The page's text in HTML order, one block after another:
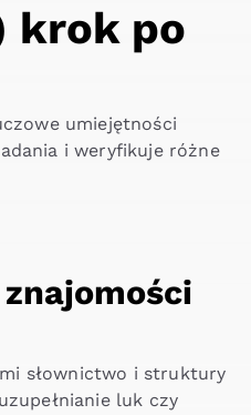
krok po
umiejętności
i weryfikuje różne
słownictwo i struktury
luk czy